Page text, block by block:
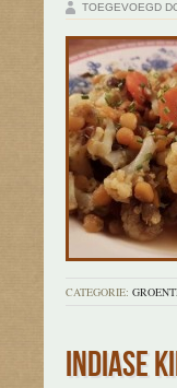
TOEGEVOEGD
CATEGORIE:
INDIASE